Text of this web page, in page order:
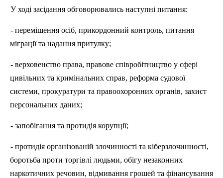
У ході засідання обговорювались наступні питання:
- переміщення осіб, прикордонний контроль, питання
міграції та надання притулку;
- верховенство права, правове співробітництво у сфері
цивільних та кримінальних справ, реформа судової
системи, прокуратури та правоохоронних органів, захист
персональних даних;
- запобігання та протидія корупції;
- протидія організованій злочинності та кіберзлочинності,
боротьба проти торгівлі людьми, обігу незаконних
наркотичних речовин, відмивання грошей та фінансування